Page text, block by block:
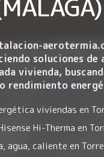
soluciones de
vivienda,
rendimiento
viviendas en
Hi-Therma en
agua, caliente en